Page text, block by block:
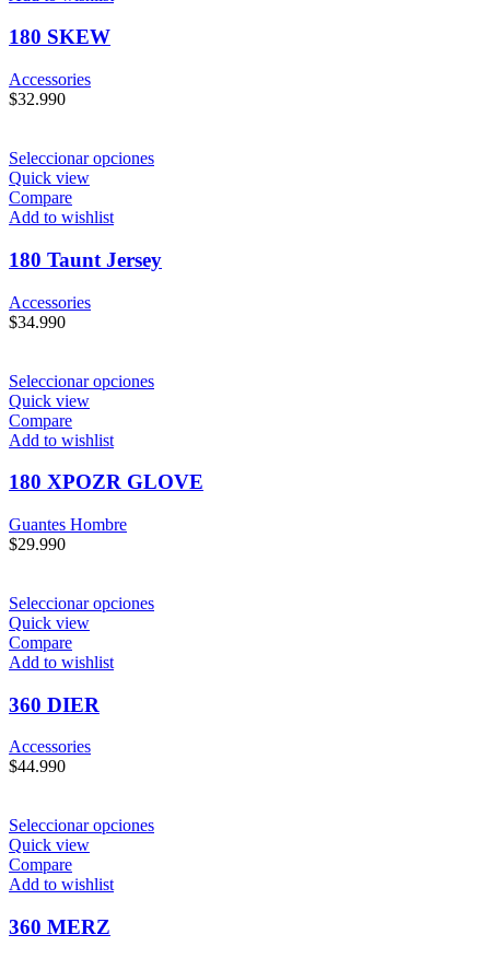
180 SKEW
Accessories
$32.990
Seleccionar opciones
Quick view
Compare
Add to wishlist
180 Taunt Jersey
Accessories
$34.990
Seleccionar opciones
Quick view
Compare
Add to wishlist
180 XPOZR GLOVE
Guantes Hombre
$29.990
Seleccionar opciones
Quick view
Compare
Add to wishlist
360 DIER
Accessories
$44.990
Seleccionar opciones
Quick view
Compare
Add to wishlist
360 MERZ